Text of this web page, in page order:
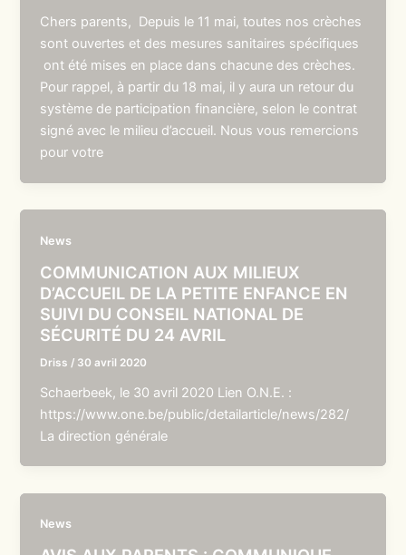
Chers parents, Depuis le 11 mai, toutes nos crèches
sont ouvertes et des mesures sanitaires spécifiques
ont été mises en place dans chacune des crèches.
Pour rappel, à partir du 18 mai, il y aura un retour du
système de participation financière, selon le contrat
signé avec le milieu d’accueil. Nous vous remercions
pour votre
News
COMMUNICATION AUX MILIEUX
D’ACCUEIL DE LA PETITE ENFANCE EN
SUIVI DU CONSEIL NATIONAL DE
SÉCURITÉ DU 24 AVRIL
Driss / 30 avril 2020
Schaerbeek, le 30 avril 2020 Lien O.N.E. :
https://www.one.be/public/detailarticle/news/282/
La direction générale
News